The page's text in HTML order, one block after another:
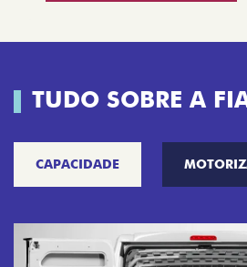
TUDO SOBRE A
CAPACIDADE